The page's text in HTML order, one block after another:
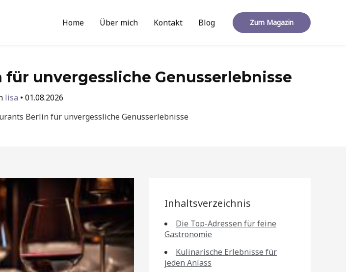
Home Über mich Kontakt Blog Zum Magazin
unvergessliche Genusserlebnisse
lisa • 01.08.2026
Berlin für unvergessliche Genusserlebnisse
Inhaltsverzeichnis
Die Top-Adressen für feine
Gastronomie
Kulinarische Erlebnisse für
jeden Anlass